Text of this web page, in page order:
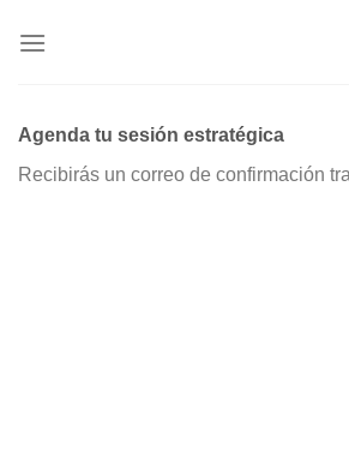
Agenda tu sesión estratégica
Recibirás un correo de confirmación